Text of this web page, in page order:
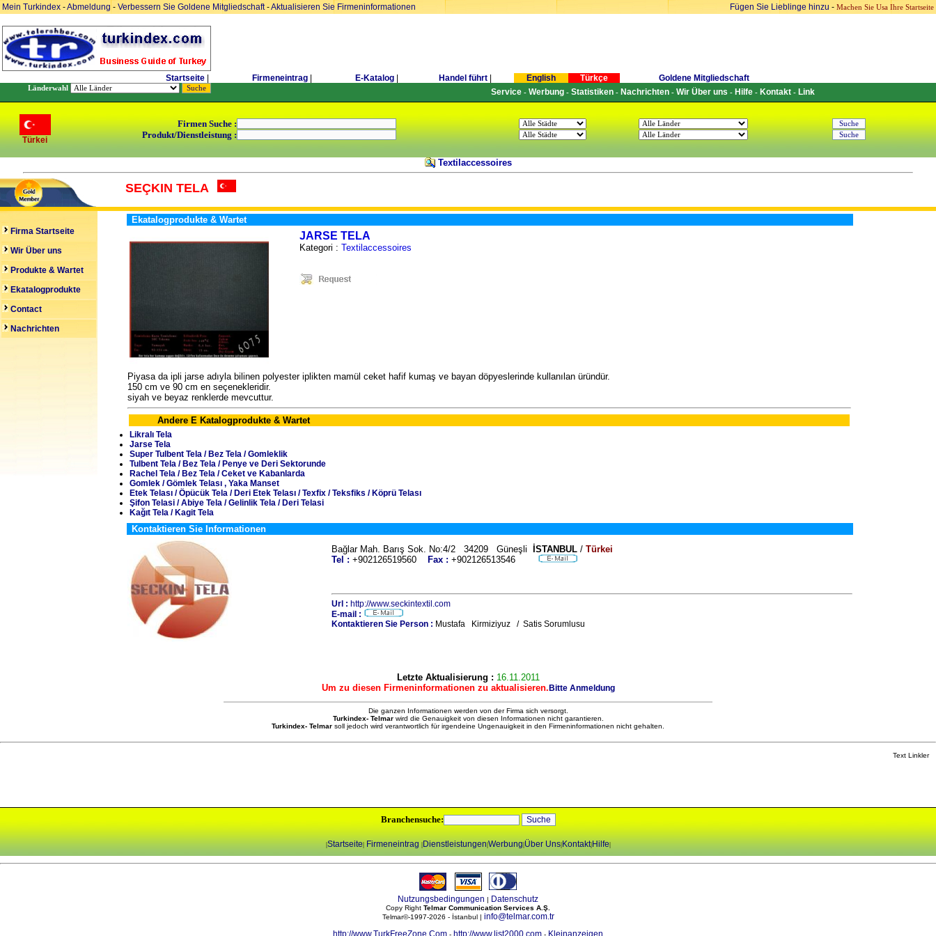
Mein Turkindex -Abmeldung- Verbessern Sie Goldene Mitgliedschaft-Aktualisieren Sie Firmeninformationen Fügen Sie Lieblinge hinzu - Machen Sie Usa Ihre Startseite
Startseite Firmeneintrag E-Katalog Handel führt English Türkçe Goldene Mitgliedschaft
Länderwahl Service- Werbung- Statistiken- Nachrichten- Wir Über uns - Hilfe- Kontakt- Link
Türkei
Firmen Suche :
Produkt/Dienstleistung :
Textilaccessoires
SEÇKIN TELA
Firma Startseite
Wir Über uns
Produkte & Wartet
Ekatalogprodukte
Contact
Nachrichten
Ekatalogprodukte & Wartet
JARSE TELA
Kategori : Textilaccessoires
Piyasa da ipli jarse adıyla bilinen polyester iplikten mamül ceket hafif kumaş ve bayan döpyeslerinde kullanılan üründür.
150 cm ve 90 cm en seçenekleridir.
siyah ve beyaz renklerde mevcuttur.
Andere E Katalogprodukte & Wartet
Likralı Tela
Jarse Tela
Super Tulbent Tela / Bez Tela / Gomleklik
Tulbent Tela / Bez Tela / Penye ve Deri Sektorunde
Rachel Tela / Bez Tela / Ceket ve Kabanlarda
Gomlek / Gömlek Telası , Yaka Manset
Etek Telası / Öpücük Tela / Deri Etek Telası / Texfix / Teksfiks / Köprü Telası
Şifon Telasi / Abiye Tela / Gelinlik Tela / Deri Telasi
Kağıt Tela / Kagit Tela
Kontaktieren Sie Informationen
Bağlar Mah. Barış Sok. No:4/2 34209 Güneşli
İSTANBUL / Türkei
Tel : +902126519560 Fax : +902126513546
Url : http://www.seckintextil.com
E-mail :
Kontaktieren Sie Person : Mustafa Kirmiziyuz / Satis Sorumlusu
Letzte Aktualisierung : 16.11.2011
Um zu diesen Firmeninformationen zu aktualisieren. Bitte Anmeldung
Die ganzen Informationen werden von der Firma sich versorgt.
Turkindex- Telmar wird die Genauigkeit von diesen Informationen nicht garantieren.
Turkindex- Telmar soll jedoch wird verantwortlich für irgendeine Ungenauigkeit in den Firmeninformationen nicht gehalten.
Text Linkler
Branchensuche:
|Startseite| Firmeneintrag |Dienstleistungen|Werbung|Über Uns|Kontakt|Hilfe|
Nutzungsbedingungen | Datenschutz
Copy Right Telmar Communication Services A.Ş.
Telmar©-1997-2026 - İstanbul | info@telmar.com.tr
http://www.TurkFreeZone.Com - http://www.list2000.com - Kleinanzeigen